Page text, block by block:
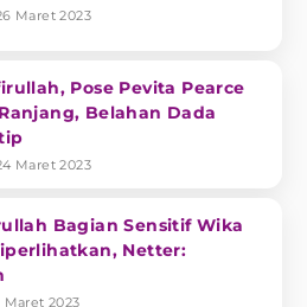
Maret 2023
Pose Pevita Pearce
Belahan Dada
Maret 2023
Bagian Sensitif Wika
Netter:
Maret 2023